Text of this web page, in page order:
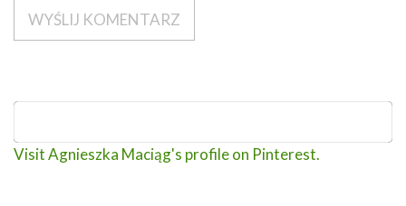
Visit Agnieszka Maciąg's profile on Pinterest.